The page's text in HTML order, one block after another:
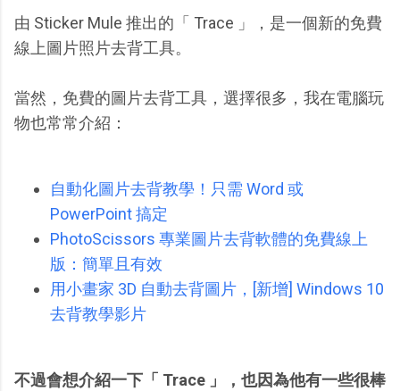
由 Sticker Mule 推出的「 Trace 」，是一個新的免費
線上圖片照片去背工具。
當然，免費的圖片去背工具，選擇很多，我在電腦玩
物也常常介紹：
自動化圖片去背教學！只需 Word 或
PowerPoint 搞定
PhotoScissors 專業圖片去背軟體的免費線上
版：簡單且有效
用小畫家 3D 自動去背圖片，[新增] Windows 10
去背教學影片
不過會想介紹一下「 Trace 」，也因為他有一些很棒